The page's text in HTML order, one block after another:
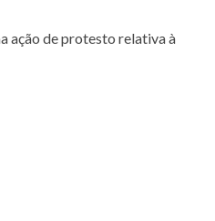
ação de protesto relativa à